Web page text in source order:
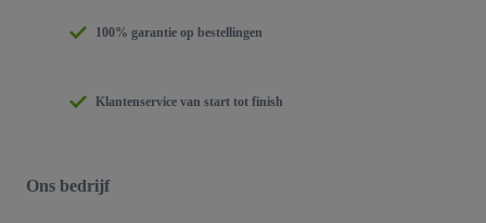
100% garantie op bestellingen
Klantenservice van start tot finish
Ons bedrijf